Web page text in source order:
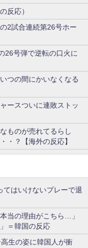
反応）
2試合連続第26号ホー
26号弾で逆転の口火に
つの間にかいなくなる
ースついに連敗ストッ
ものが売れてるらし
・？【海外の反応】
てはいけないプレーで退
当の理由がこちら…」
＝韓国の反応
生の姿に韓国人が衝